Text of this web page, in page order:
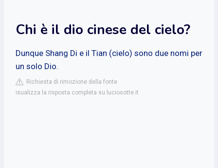
Chi è il dio cinese del cielo?
Dunque Shang Di e il Tian (cielo) sono due nomi per
un solo Dio.
Richiesta di rimozione della fonte
isualizza la risposta completa su luciosotte.it